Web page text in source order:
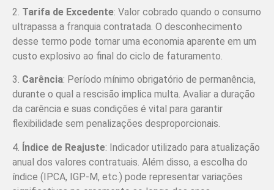
2. Tarifa de Excedente: Valor cobrado quando o consumo
ultrapassa a franquia contratada. O desconhecimento
desse termo pode tornar uma economia aparente em um
custo explosivo ao final do ciclo de faturamento.
3. Carência: Período mínimo obrigatório de permanência,
durante o qual a rescisão implica multa. Avaliar a duração
da carência e suas condições é vital para garantir
flexibilidade sem penalizações desproporcionais.
4. Índice de Reajuste: Indicador utilizado para atualização
anual dos valores contratuais. Além disso, a escolha do
índice (IPCA, IGP-M, etc.) pode representar variações